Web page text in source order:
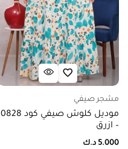
مشجر صيفي
موديل كلوش صيفي كود 0828
– ازرق
5.000 د.ك